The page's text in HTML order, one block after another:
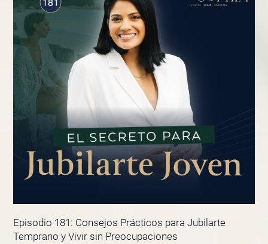
Episodio 181: Consejos Prácticos para Jubilarte
Temprano y Vivir sin Preocupaciones